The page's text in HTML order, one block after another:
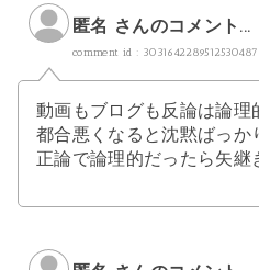
匿名 さんのコメント...
comment id : 3031642289512530487
動画もブログも反論は論理
都合悪くなると沈黙ばっか
正論で論理的だったら矢